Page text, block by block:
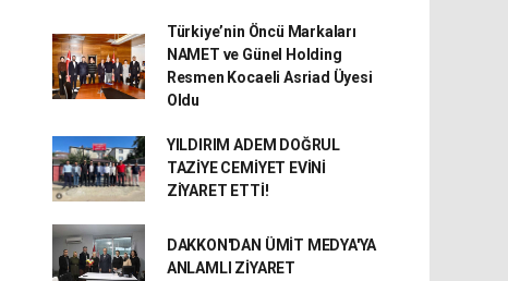
Türkiye’nin Öncü Markaları
NAMET ve Günel Holding
Resmen Kocaeli Asriad Üyesi
Oldu
YILDIRIM ADEM DOĞRUL
TAZİYE CEMİYET EVİNİ
ZİYARET ETTİ!
DAKKON'DAN ÜMİT MEDYA'YA
ANLAMLI ZİYARET